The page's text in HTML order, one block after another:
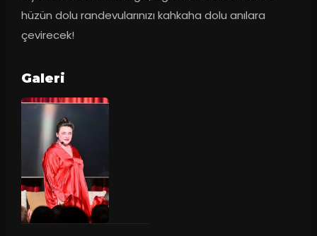
hüzün dolu randevularınızı kahkaha dolu anılara
çevirecek!
Galeri